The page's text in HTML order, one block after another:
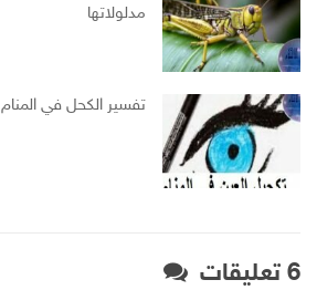
مدلولاتها
تفسير الكحل في المنام
6 تعليقات